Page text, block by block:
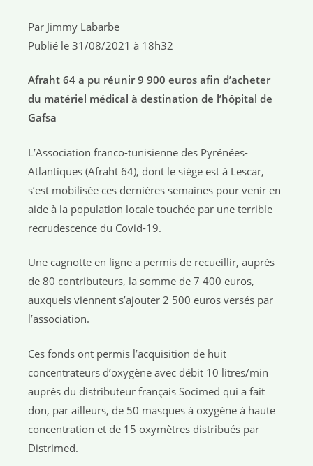
Par Jimmy Labarbe
Publié le 31/08/2021 à 18h32
Afraht 64 a pu réunir 9 900 euros afin d’acheter
du matériel médical à destination de l’hôpital de
Gafsa
L’Association franco-tunisienne des Pyrénées-
Atlantiques (Afraht 64), dont le siège est à Lescar,
s’est mobilisée ces dernières semaines pour venir en
aide à la population locale touchée par une terrible
recrudescence du Covid-19.
Une cagnotte en ligne a permis de recueillir, auprès
de 80 contributeurs, la somme de 7 400 euros,
auxquels viennent s’ajouter 2 500 euros versés par
l’association.
Ces fonds ont permis l’acquisition de huit
concentrateurs d’oxygène avec débit 10 litres/min
auprès du distributeur français Socimed qui a fait
don, par ailleurs, de 50 masques à oxygène à haute
concentration et de 15 oxymètres distribués par
Distrimed.